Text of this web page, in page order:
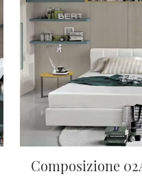
Composizione